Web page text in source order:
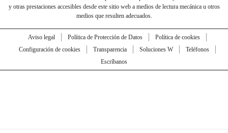
y otras prestaciones accesibles desde este sitio web a medios de lectura mecánica u otros
medios que resulten adecuados.
Aviso legal Política de Protección de Datos
Política de cookies
Configuración de cookies
Transparencia Soluciones W
Teléfonos
Escríbanos